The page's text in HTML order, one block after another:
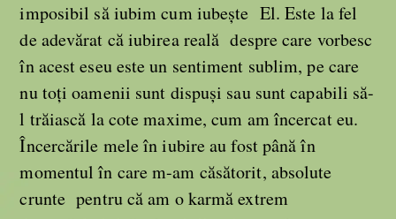
imposibil să iubim cum iubește El. Este la fel
de adevărat că iubirea reală despre care vorbesc
în acest eseu este un sentiment sublim, pe care
nu toți oamenii sunt dispuși sau sunt capabili să-
l trăiască la cote maxime, cum am încercat eu.
Încercările mele în iubire au fost până în
momentul în care m-am căsătorit, absolute
crunte pentru că am o karmă extrem